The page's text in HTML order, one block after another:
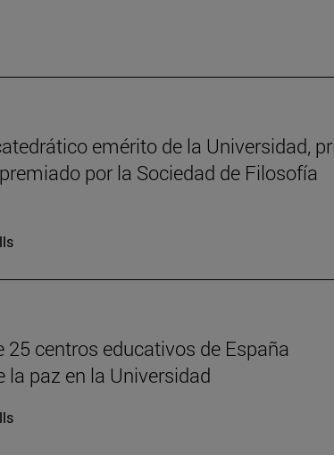
emérito de la Universidad,
por la Sociedad de Filosofía
25 centros educativos de España
la paz en la Universidad